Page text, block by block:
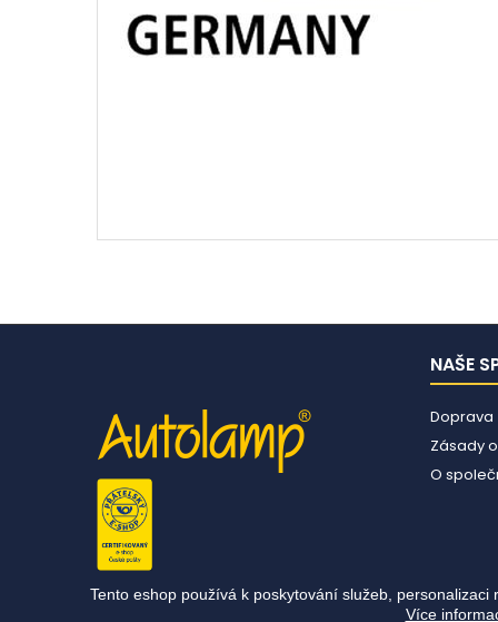
Tento eshop používá k poskytování služeb, personalizaci
Více
NAŠE
Doprava
Zásady
O